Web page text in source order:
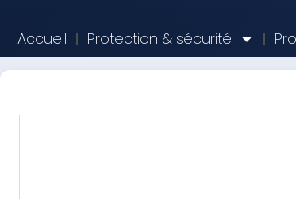
Accueil Protection & sécurité